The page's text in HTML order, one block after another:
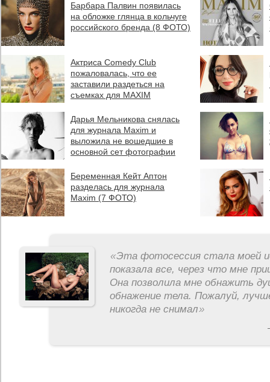
Барбара Палвин появилась
на обложке глянца в кольчуге
российского бренда (8 ФОТО)
Актриса Comedy Club
пожаловалась, что ее
заставили раздеться на
съемках для MAXIM
Дарья Мельникова снялась
для журнала Maxim и
выложила не вошедшие в
основной сет фотографии
Беременная Кейт Аптон
разделась для журнала
Maxim (7 ФОТО)
«Эта фотосессия стала моей
показала все, через что мне
Она позволила мне обнажить
обнажение тела. Пожалуй,
никогда не снимал»